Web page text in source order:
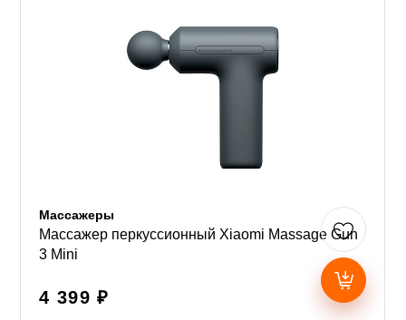
Массажеры
Массажер перкуссионный Xiaomi Massage Gun
3 Mini
4 399 ₽